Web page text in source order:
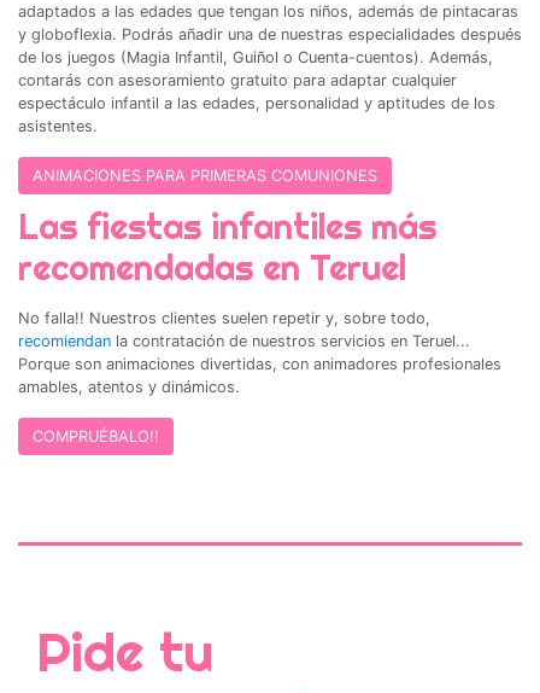
adaptados a las edades que tengan los niños, además de pintacaras
y globoflexia. Podrás añadir una de nuestras especialidades después
de los juegos (Magia Infantil, Guiñol o Cuenta-cuentos). Además,
contarás con asesoramiento gratuito para adaptar cualquier
espectáculo infantil a las edades, personalidad y aptitudes de los
asistentes.
ANIMACIONES PARA PRIMERAS COMUNIONES
Las fiestas infantiles más
recomendadas en Teruel
No falla!! Nuestros clientes suelen repetir y, sobre todo,
recomiendan la contratación de nuestros servicios en Teruel...
Porque son animaciones divertidas, con animadores profesionales
amables, atentos y dinámicos.
COMPRUÉBALO!!
Pide tu